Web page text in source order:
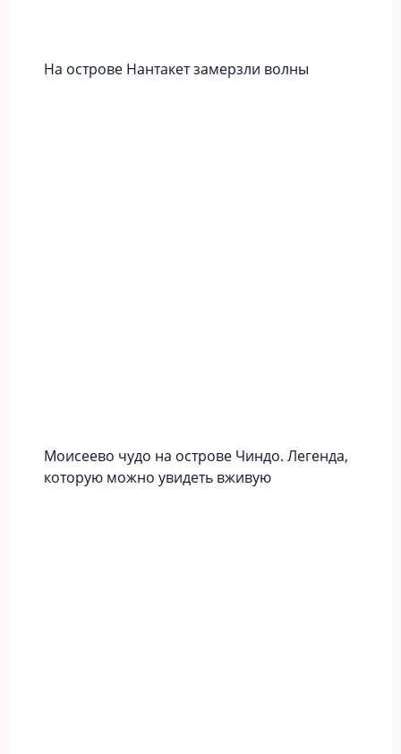
На острове Нантакет замерзли волны
Моисеево чудо на острове Чиндо. Легенда,
которую можно увидеть вживую